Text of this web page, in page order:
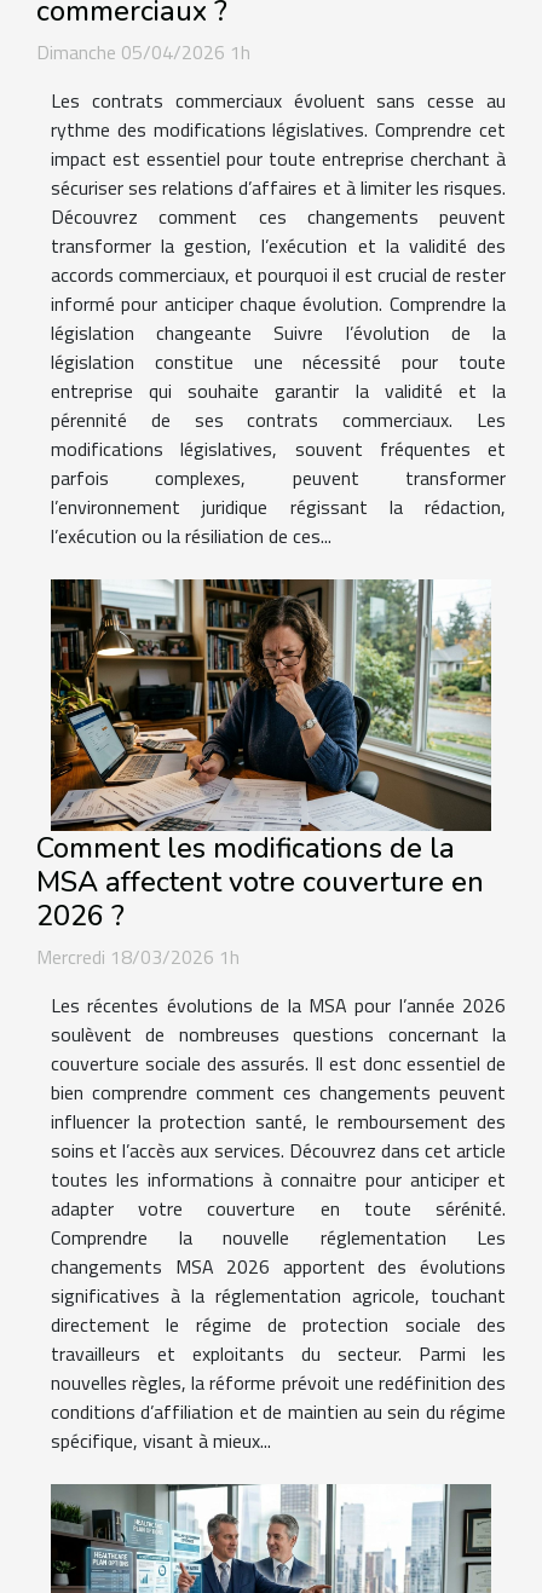
commerciaux ?
Dimanche 05/04/2026 1h
Les contrats commerciaux évoluent sans cesse au
rythme des modifications législatives. Comprendre cet
impact est essentiel pour toute entreprise cherchant à
sécuriser ses relations d’affaires et à limiter les risques.
Découvrez comment ces changements peuvent
transformer la gestion, l’exécution et la validité des
accords commerciaux, et pourquoi il est crucial de rester
informé pour anticiper chaque évolution. Comprendre la
législation changeante Suivre l’évolution de la
législation constitue une nécessité pour toute
entreprise qui souhaite garantir la validité et la
pérennité de ses contrats commerciaux. Les
modifications législatives, souvent fréquentes et
parfois complexes, peuvent transformer
l’environnement juridique régissant la rédaction,
l’exécution ou la résiliation de ces...
Comment les modifications de la
MSA affectent votre couverture en
2026 ?
Mercredi 18/03/2026 1h
Les récentes évolutions de la MSA pour l’année 2026
soulèvent de nombreuses questions concernant la
couverture sociale des assurés. Il est donc essentiel de
bien comprendre comment ces changements peuvent
influencer la protection santé, le remboursement des
soins et l’accès aux services. Découvrez dans cet article
toutes les informations à connaitre pour anticiper et
adapter votre couverture en toute sérénité.
Comprendre la nouvelle réglementation Les
changements MSA 2026 apportent des évolutions
significatives à la réglementation agricole, touchant
directement le régime de protection sociale des
travailleurs et exploitants du secteur. Parmi les
nouvelles règles, la réforme prévoit une redéfinition des
conditions d’affiliation et de maintien au sein du régime
spécifique, visant à mieux...